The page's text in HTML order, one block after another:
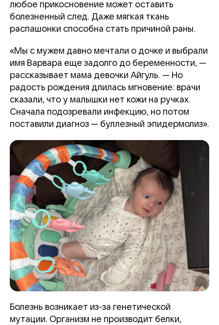
любое прикосновение может оставить
болезненный след. Даже мягкая ткань
распашонки способна стать причиной раны.
«Мы с мужем давно мечтали о дочке и выбрали
имя Варвара еще задолго до беременности, —
рассказывает мама девочки Айгуль. — Но
радость рождения длилась мгновение: врачи
сказали, что у малышки нет кожи на ручках.
Сначала подозревали инфекцию, но потом
поставили диагноз — буллезный эпидермолиз».
Болезнь возникает из-за генетической
мутации. Организм не производит белки,